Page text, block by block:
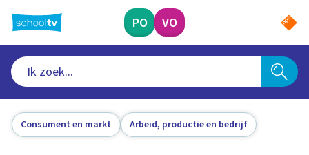
naar
hoofdinhoud
PO VO
Consument en markt Arbeid, productie en bedrijf